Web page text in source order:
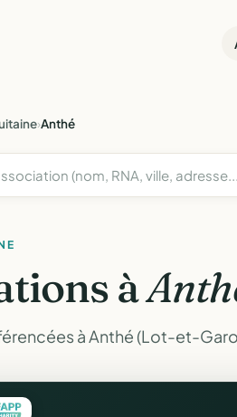
›Anthé
à
à Anthé (Lot-et-